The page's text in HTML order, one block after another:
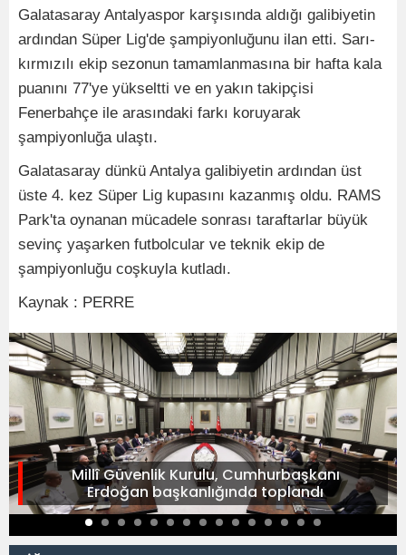
Galatasaray Antalyaspor karşısında aldığı galibiyetin
ardından Süper Lig'de şampiyonluğunu ilan etti. Sarı-
kırmızılı ekip sezonun tamamlanmasına bir hafta kala
puanını 77'ye yükseltti ve en yakın takipçisi
Fenerbahçe ile arasındaki farkı koruyarak
şampiyonluğa ulaştı.
Galatasaray dünkü Antalya galibiyetin ardından üst
üste 4. kez Süper Lig kupasını kazanmış oldu. RAMS
Park'ta oynanan mücadele sonrası taraftarlar büyük
sevinç yaşarken futbolcular ve teknik ekip de
şampiyonluğu coşkuyla kutladı.
Kaynak : PERRE
Millî Güvenlik Kurulu, Cumhurbaşkanı
Erdoğan başkanlığında toplandı